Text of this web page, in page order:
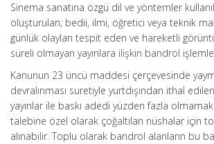
Sinema sanatına özgü dil ve yöntemler
oluşturulan; bedii, ilmi, öğretici veya teknik
günlük olayları tespit eden ve hareketli
süreli olmayan yayınlara ilişkin bandrol
Kanunun 23 üncü maddesi çerçevesinde
devralınması suretiyle yurtdışından ithal
yayınlar ile baskı adedi yüzden fazla olmamak
talebine özel olarak çoğaltılan nüshalar için
alınabilir. Toplu olarak bandrol alanların bu